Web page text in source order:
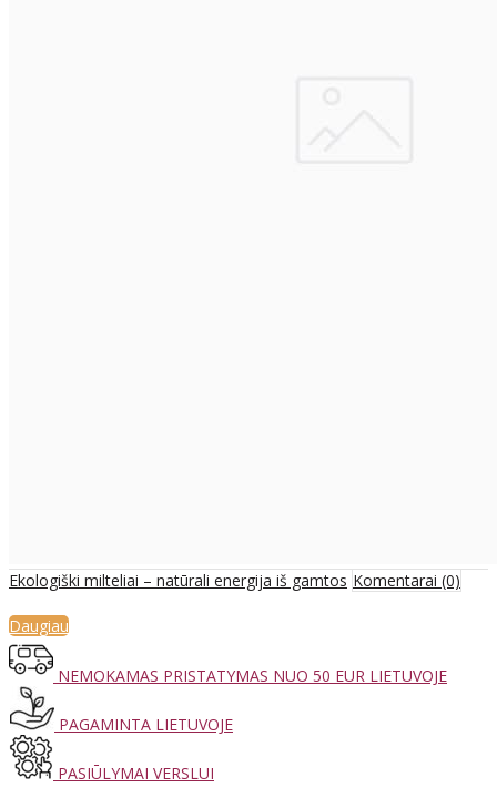
Ekologiški milteliai – natūrali energija iš gamtos Komentarai (0)
Daugiau
NEMOKAMAS PRISTATYMAS NUO 50 EUR LIETUVOJE
PAGAMINTA LIETUVOJE
PASIŪLYMAI VERSLUI